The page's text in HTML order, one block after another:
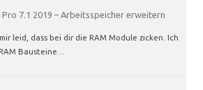
Pro 7.1 2019 – Arbeitsspeicher erweitern
leid, dass bei dir die RAM Module zicken. Ich
Bausteine…